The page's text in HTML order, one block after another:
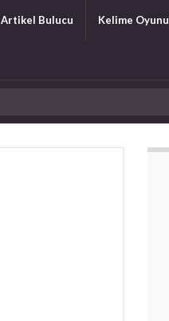
Artikel Bulucu Kelime Oyunu